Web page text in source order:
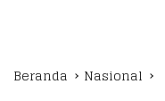
Beranda Nasional